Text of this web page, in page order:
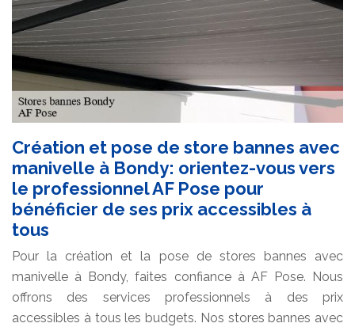
Création et pose de store bannes avec
manivelle à Bondy: orientez-vous vers
le professionnel AF Pose pour
bénéficier de ses prix accessibles à
tous
Pour la création et la pose de stores bannes avec
manivelle à Bondy, faites confiance à AF Pose. Nous
offrons des services professionnels à des prix
accessibles à tous les budgets. Nos stores bannes avec